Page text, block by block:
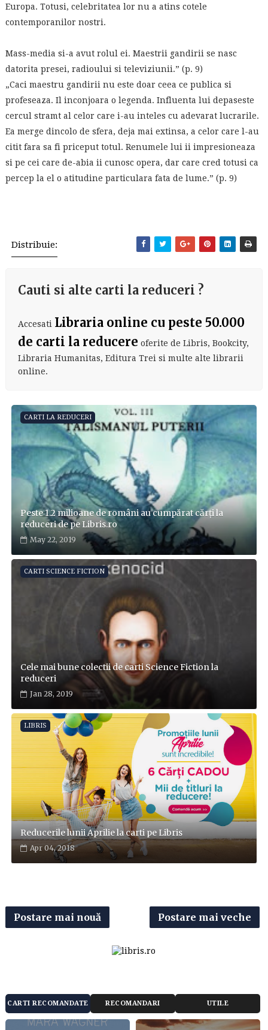
Europa. Totusi, celebritatea lor nu a atins cotele
contemporanilor nostri.
Mass-media si-a avut rolul ei. Maestrii gandirii se nasc
datorita presei, radioului si televiziunii.” (p. 9)
„Caci maestru gandirii nu este doar ceea ce publica si
profeseaza. Il inconjoara o legenda. Influenta lui depaseste
cercul stramt al celor care i-au inteles cu adevarat lucrarile.
Ea merge dincolo de sfera, deja mai extinsa, a celor care l-au
citit fara sa fi priceput totul. Renumele lui ii impresioneaza
si pe cei care de-abia ii cunosc opera, dar care cred totusi ca
percep la el o atitudine particulara fata de lume.” (p. 9)
Distribuie:
Cauti si alte carti la reduceri ?
Accesati Libraria online cu peste 50.000
de carti la reducere oferite de Libris, Bookcity,
Libraria Humanitas, Editura Trei si multe alte librarii
online.
CARTI LA REDUCERI
Peste 1.2 milioane de români au cumpărat cărți la
reduceri de pe Libris.ro
May 22, 2019
CARTI SCIENCE FICTION
Cele mai bune colectii de carti Science Fiction la
reduceri
Jan 28, 2019
LIBRIS
Reducerile lunii Aprilie la carti pe Libris
Apr 04, 2018
Postare mai nouă Postare mai veche
CARTI RECOMANDATE RECOMANDARI UTILE